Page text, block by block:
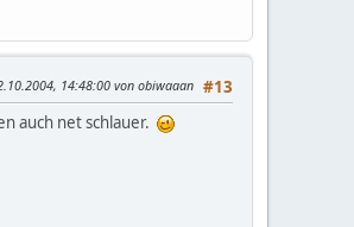
#13
14:48:00 von obiwaaan
auch net schlauer.